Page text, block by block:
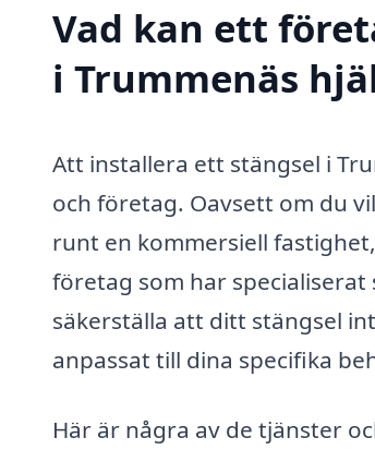
Vad kan ett
i Trummenäs
Att installera ett stängsel i
och företag. Oavsett om du
runt en kommersiell
företag som har
säkerställa att ditt stängsel
anpassat till dina specifika
Här är några av de tjänster